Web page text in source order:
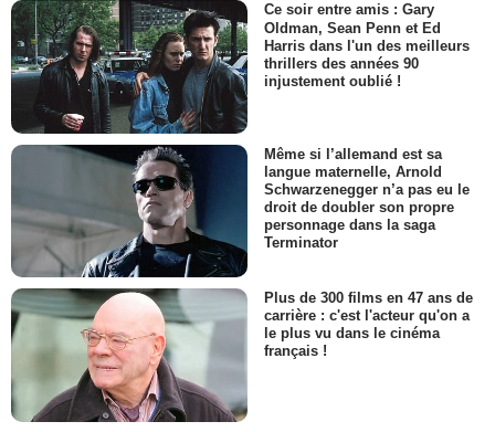
Ce soir entre amis : Gary
Oldman, Sean Penn et Ed
Harris dans l'un des meilleurs
thrillers des années 90
injustement oublié !
Même si l’allemand est sa
langue maternelle, Arnold
Schwarzenegger n’a pas eu le
droit de doubler son propre
personnage dans la saga
Terminator
Plus de 300 films en 47 ans de
carrière : c'est l'acteur qu'on a
le plus vu dans le cinéma
français !